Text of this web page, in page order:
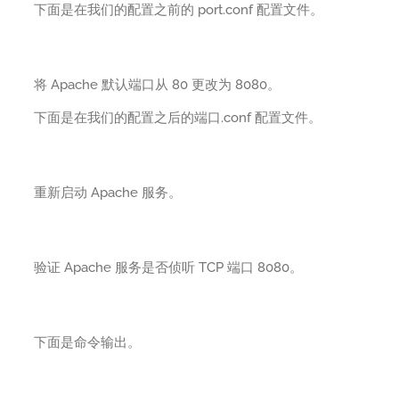
下面是在我们的配置之前的 port.conf 配置文件。
将 Apache 默认端口从 80 更改为 8080。
下面是在我们的配置之后的端口.conf 配置文件。
重新启动 Apache 服务。
验证 Apache 服务是否侦听 TCP 端口 8080。
下面是命令输出。